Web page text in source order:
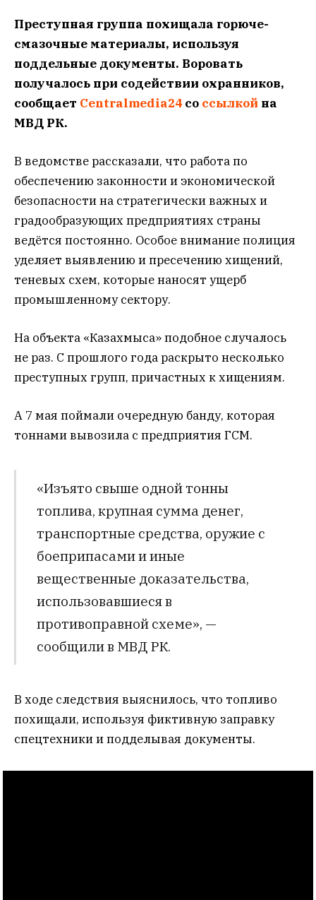
Преступная группа похищала горюче-
смазочные материалы, используя
поддельные документы. Воровать
получалось при содействии охранников,
сообщает Centralmedia24 со ссылкой на
МВД РК.
В ведомстве рассказали, что работа по
обеспечению законности и экономической
безопасности на стратегически важных и
градообразующих предприятиях страны
ведётся постоянно. Особое внимание полиция
уделяет выявлению и пресечению хищений,
теневых схем, которые наносят ущерб
промышленному сектору.
На объекта «Казахмыса» подобное случалось
не раз. С прошлого года раскрыто несколько
преступных групп, причастных к хищениям.
А 7 мая поймали очередную банду, которая
тоннами вывозила с предприятия ГСМ.
«Изъято свыше одной тонны
топлива, крупная сумма денег,
транспортные средства, оружие с
боеприпасами и иные
вещественные доказательства,
использовавшиеся в
противоправной схеме», —
сообщили в МВД РК.
В ходе следствия выяснилось, что топливо
похищали, используя фиктивную заправку
спецтехники и подделывая документы.